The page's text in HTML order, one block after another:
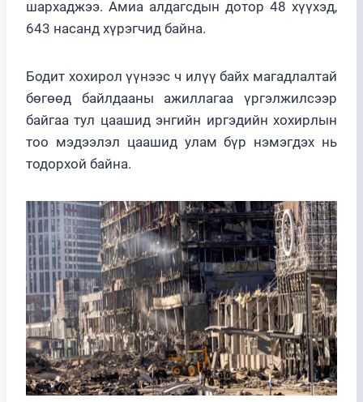
шархаджээ. Амиа алдагсдын дотор 48 хүүхэд,
643 насанд хүрэгчид байна.
Бодит хохирол үүнээс ч илүү байх магадлалтай
бөгөөд байлдааны ажиллагаа үргэлжилсээр
байгаа тул цаашид энгийн иргэдийн хохирлын
тоо мэдээлэл цаашид улам бүр нэмэгдэх нь
тодорхой байна.